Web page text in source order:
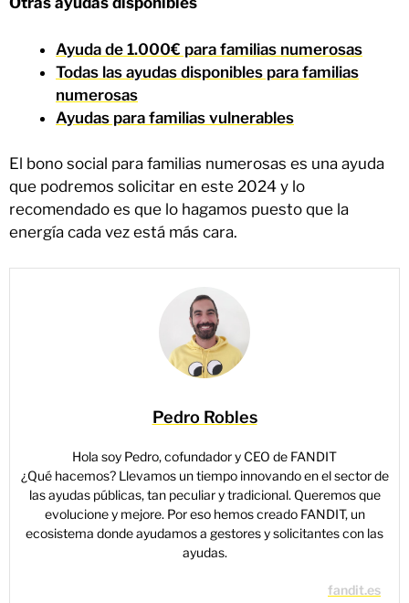
Ayuda de 1.000€ para familias numerosas
Todas las ayudas disponibles para familias
numerosas
Ayudas para familias vulnerables
El bono social para familias numerosas es una ayuda
que podremos solicitar en este 2024 y lo
recomendado es que lo hagamos puesto que la
energía cada vez está más cara.
Pedro Robles
Hola soy Pedro, cofundador y CEO de FANDIT
¿Qué hacemos? Llevamos un tiempo innovando en el sector de
las ayudas públicas, tan peculiar y tradicional. Queremos que
evolucione y mejore. Por eso hemos creado FANDIT, un
ecosistema donde ayudamos a gestores y solicitantes con las
ayudas.
fandit.es